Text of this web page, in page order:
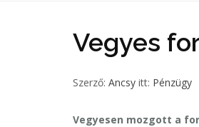
Vegyes
Szerző: Ancsy itt: Pénzügy
Vegyesen mozgott a